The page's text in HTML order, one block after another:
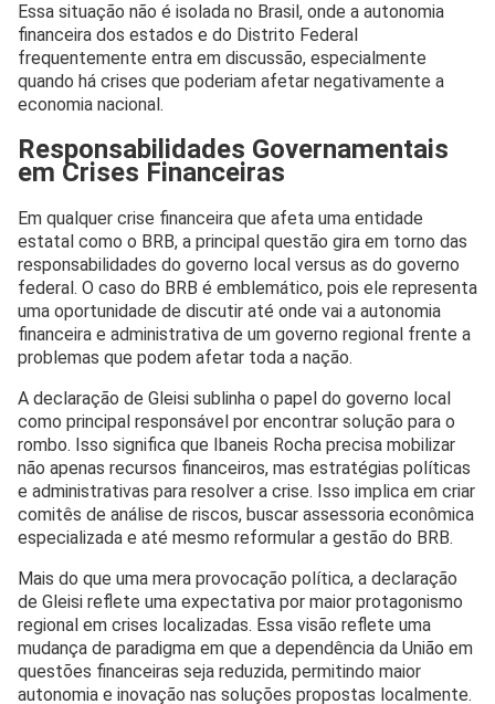
Essa situação não é isolada no Brasil, onde a autonomia
financeira dos estados e do Distrito Federal
frequentemente entra em discussão, especialmente
quando há crises que poderiam afetar negativamente a
economia nacional.
Responsabilidades Governamentais
em Crises Financeiras
Em qualquer crise financeira que afeta uma entidade
estatal como o BRB, a principal questão gira em torno das
responsabilidades do governo local versus as do governo
federal. O caso do BRB é emblemático, pois ele representa
uma oportunidade de discutir até onde vai a autonomia
financeira e administrativa de um governo regional frente a
problemas que podem afetar toda a nação.
A declaração de Gleisi sublinha o papel do governo local
como principal responsável por encontrar solução para o
rombo. Isso significa que Ibaneis Rocha precisa mobilizar
não apenas recursos financeiros, mas estratégias políticas
e administrativas para resolver a crise. Isso implica em criar
comitês de análise de riscos, buscar assessoria econômica
especializada e até mesmo reformular a gestão do BRB.
Mais do que uma mera provocação política, a declaração
de Gleisi reflete uma expectativa por maior protagonismo
regional em crises localizadas. Essa visão reflete uma
mudança de paradigma em que a dependência da União em
questões financeiras seja reduzida, permitindo maior
autonomia e inovação nas soluções propostas localmente.